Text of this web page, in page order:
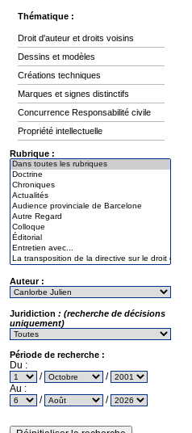
Thématique :
Droit d'auteur et droits voisins
Dessins et modèles
Créations techniques
Marques et signes distinctifs
Concurrence Responsabilité civile
Propriété intellectuelle
Rubrique :
Auteur :
Juridiction : (recherche de décisions
uniquement)
Période de recherche :
Du :
/
/
Au :
/
/